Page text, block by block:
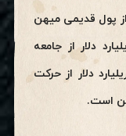
از پول قدیمی میهن
متصل به ارتش مثبت، ۱۰۰ تریلیارد دلار از جامعه
سفید و گروه های تمپلار، ۱۲۰ تریلیارد دلار از حرکت